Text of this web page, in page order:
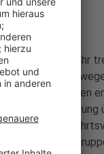
zu. Jahr für Jahr
gibt es
der schwierigen
andere